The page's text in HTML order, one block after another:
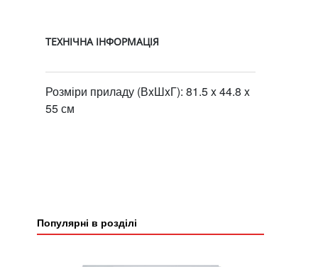
ТЕХНІЧНА ІНФОРМАЦІЯ
Розміри приладу (ВxШxГ): 81.5 x 44.8 x
55 см
Популярні в розділі